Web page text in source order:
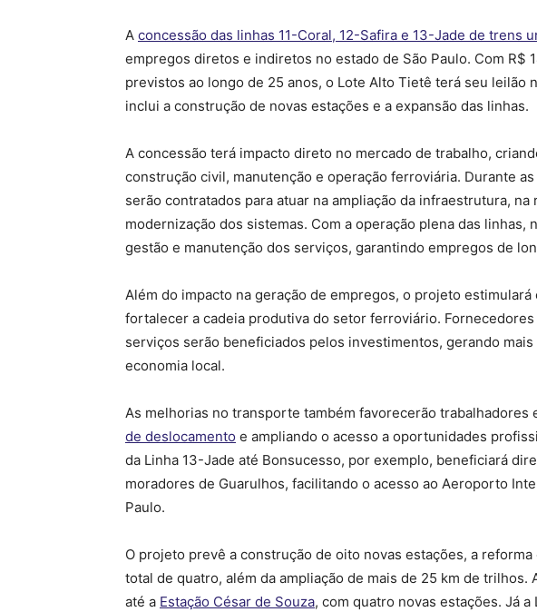
A concessão das linhas 11-Coral, 12-Safira e 13-Jade de trens
empregos diretos e indiretos no estado de São Paulo. Com R$
previstos ao longo de 25 anos, o Lote Alto Tietê terá seu leilão
inclui a construção de novas estações e a expansão das linhas.
A concessão terá impacto direto no mercado de trabalho,
construção civil, manutenção e operação ferroviária. Durante
serão contratados para atuar na ampliação da infraestrutura,
modernização dos sistemas. Com a operação plena das linhas,
gestão e manutenção dos serviços, garantindo empregos de
Além do impacto na geração de empregos, o projeto
fortalecer a cadeia produtiva do setor ferroviário.
serviços serão beneficiados pelos investimentos, gerando
economia local.
As melhorias no transporte também favorecerão trabalhadores
de deslocamento e ampliando o acesso a oportunidades
da Linha 13-Jade até Bonsucesso, por exemplo, beneficiará
moradores de Guarulhos, facilitando o acesso ao Aeroporto
Paulo.
O projeto prevê a construção de oito novas estações, a
total de quatro, além da ampliação de mais de 25 km de trilhos.
até a Estação César de Souza, com quatro novas estações. Já